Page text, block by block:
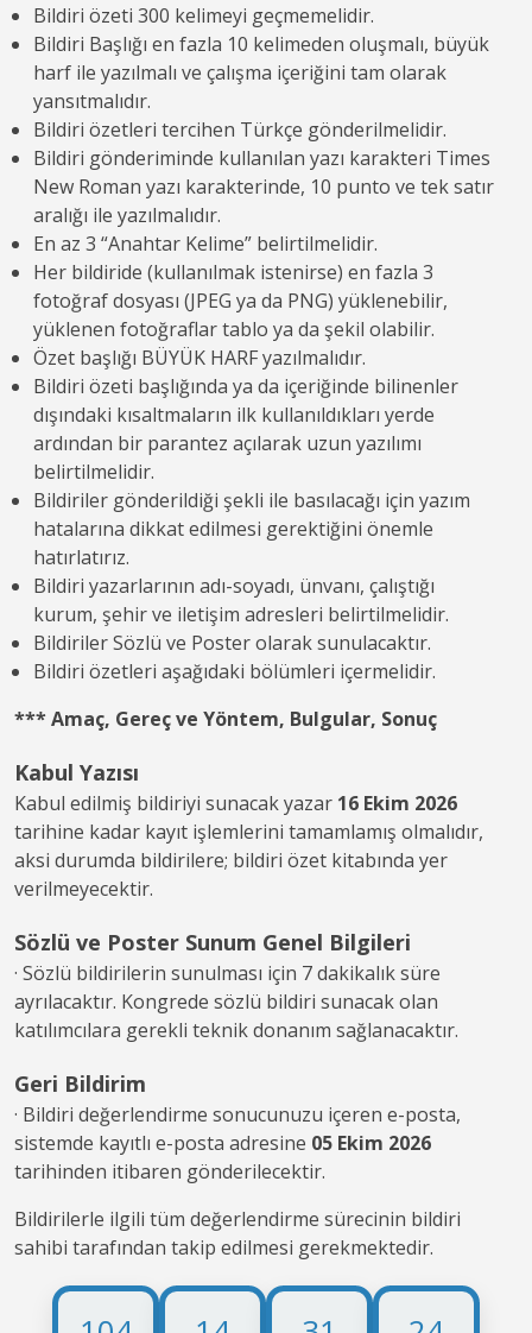
Bildiri özeti 300 kelimeyi geçmemelidir.
Bildiri Başlığı en fazla 10 kelimeden oluşmalı, büyük
harf ile yazılmalı ve çalışma içeriğini tam olarak
yansıtmalıdır.
Bildiri özetleri tercihen Türkçe gönderilmelidir.
Bildiri gönderiminde kullanılan yazı karakteri Times
New Roman yazı karakterinde, 10 punto ve tek satır
aralığı ile yazılmalıdır.
En az 3 “Anahtar Kelime” belirtilmelidir.
Her bildiride (kullanılmak istenirse) en fazla 3
fotoğraf dosyası (JPEG ya da PNG) yüklenebilir,
yüklenen fotoğraflar tablo ya da şekil olabilir.
Özet başlığı BÜYÜK HARF yazılmalıdır.
Bildiri özeti başlığında ya da içeriğinde bilinenler
dışındaki kısaltmaların ilk kullanıldıkları yerde
ardından bir parantez açılarak uzun yazılımı
belirtilmelidir.
Bildiriler gönderildiği şekli ile basılacağı için yazım
hatalarına dikkat edilmesi gerektiğini önemle
hatırlatırız.
Bildiri yazarlarının adı-soyadı, ünvanı, çalıştığı
kurum, şehir ve iletişim adresleri belirtilmelidir.
Bildiriler Sözlü ve Poster olarak sunulacaktır.
Bildiri özetleri aşağıdaki bölümleri içermelidir.
*** Amaç, Gereç ve Yöntem, Bulgular, Sonuç
Kabul Yazısı
Kabul edilmiş bildiriyi sunacak yazar 16 Ekim 2026
tarihine kadar kayıt işlemlerini tamamlamış olmalıdır,
aksi durumda bildirilere; bildiri özet kitabında yer
verilmeyecektir.
Sözlü ve Poster Sunum Genel Bilgileri
· Sözlü bildirilerin sunulması için 7 dakikalık süre
ayrılacaktır. Kongrede sözlü bildiri sunacak olan
katılımcılara gerekli teknik donanım sağlanacaktır.
Geri Bildirim
· Bildiri değerlendirme sonucunuzu içeren e-posta,
sistemde kayıtlı e-posta adresine 05 Ekim 2026
tarihinden itibaren gönderilecektir.
Bildirilerle ilgili tüm değerlendirme sürecinin bildiri
sahibi tarafından takip edilmesi gerekmektedir.